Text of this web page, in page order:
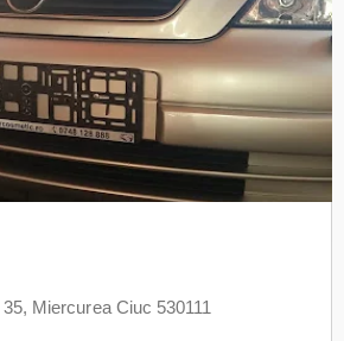
Miercurea Ciuc 530111